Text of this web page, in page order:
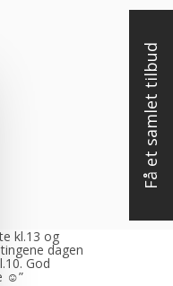
kl.13 og
tingene dagen
God
☺”
Få et samlet tilbud